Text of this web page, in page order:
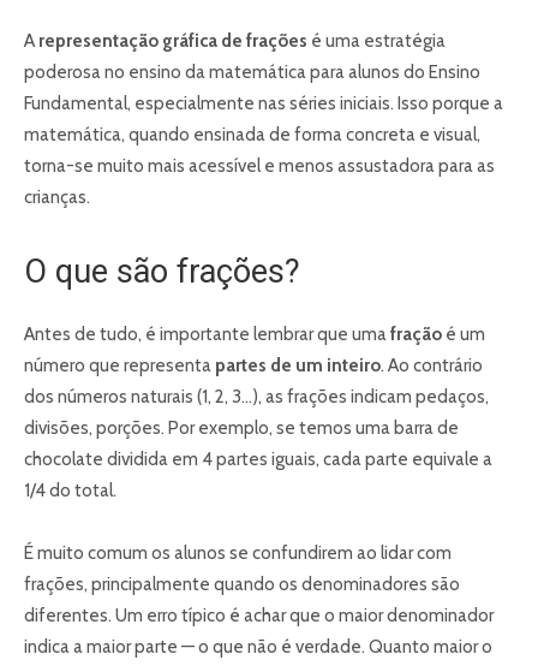
A representação gráfica de frações é uma estratégia
poderosa no ensino da matemática para alunos do Ensino
Fundamental, especialmente nas séries iniciais. Isso porque a
matemática, quando ensinada de forma concreta e visual,
torna-se muito mais acessível e menos assustadora para as
crianças.
O que são frações?
Antes de tudo, é importante lembrar que umafração é um
número que representa partes de um inteiro. Ao contrário
dos números naturais (1, 2, 3…), as frações indicam pedaços,
divisões, porções. Por exemplo, se temos uma barra de
chocolate dividida em 4 partes iguais, cada parte equivale a
1/4 do total.
É muito comum os alunos se confundirem ao lidar com
frações, principalmente quando os denominadores são
diferentes. Um erro típico é achar que o maior denominador
indica a maior parte — o que não é verdade. Quanto maior o